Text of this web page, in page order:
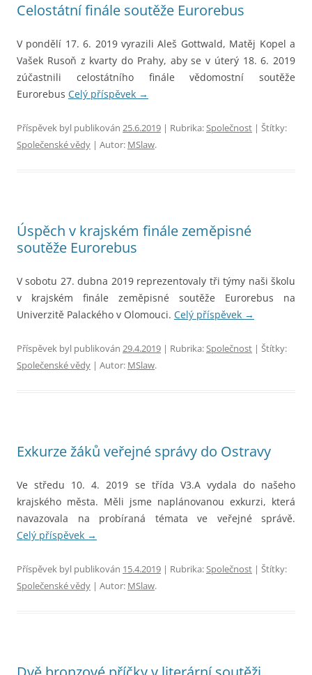
Celostátní finále soutěže Eurorebus
V pondělí 17. 6. 2019 vyrazili Aleš Gottwald, Matěj Kopel a
Vašek Rusoň z kvarty do Prahy, aby se v úterý 18. 6. 2019
zúčastnili celostátního finále vědomostní soutěže
Eurorebus Celý příspěvek →
Příspěvek byl publikován 25.6.2019 | Rubrika:Společnost | Štítky:
Společenské vědy | Autor: MSlaw.
Úspěch v krajském finále zeměpisné
soutěže Eurorebus
V sobotu 27. dubna 2019 reprezentovaly tři týmy naši školu
v krajském finále zeměpisné soutěže Eurorebus na
Univerzitě Palackého v Olomouci. Celý příspěvek →
Příspěvek byl publikován 29.4.2019 | Rubrika:Společnost | Štítky:
Společenské vědy | Autor: MSlaw.
Exkurze žáků veřejné správy do Ostravy
Ve středu 10. 4. 2019 se třída V3.A vydala do našeho
krajského města. Měli jsme naplánovanou exkurzi, která
navazovala na probíraná témata ve veřejné správě.
Celý příspěvek →
Příspěvek byl publikován 15.4.2019 | Rubrika:Společnost | Štítky:
Společenské vědy | Autor: MSlaw.